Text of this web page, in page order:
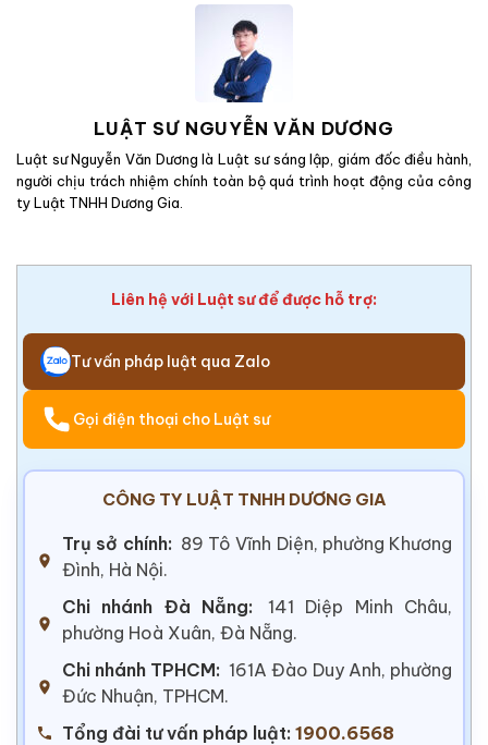
LUẬT SƯ NGUYỄN VĂN DƯƠNG
Luật sư Nguyễn Văn Dương là Luật sư sáng lập, giám đốc điều hành,
người chịu trách nhiệm chính toàn bộ quá trình hoạt động của công
ty Luật TNHH Dương Gia.
Liên hệ với Luật sư để được hỗ trợ:
Tư vấn pháp luật qua Zalo
Gọi điện thoại cho Luật sư
CÔNG TY LUẬT TNHH DƯƠNG GIA
Trụ sở chính: 89 Tô Vĩnh Diện, phường Khương
Đình, Hà Nội.
Chi nhánh Đà Nẵng:
141 Diệp Minh Châu,
phường Hoà Xuân, Đà Nẵng.
Chi nhánh TPHCM: 161A Đào Duy Anh, phường
Đức Nhuận, TPHCM.
Tổng đài tư vấn pháp luật: 1900.6568